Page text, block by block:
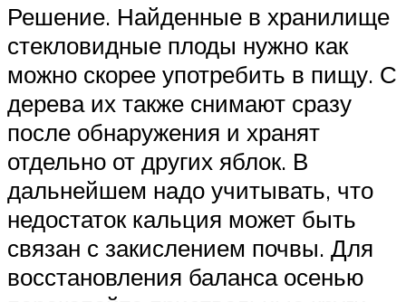
Решение. Найденные в хранилище
стекловидные плоды нужно как
можно скорее употребить в пищу. С
дерева их также снимают сразу
после обнаружения и хранят
отдельно от других яблок. В
дальнейшем надо учитывать, что
недостаток кальция может быть
связан с закислением почвы. Для
восстановления баланса осенью